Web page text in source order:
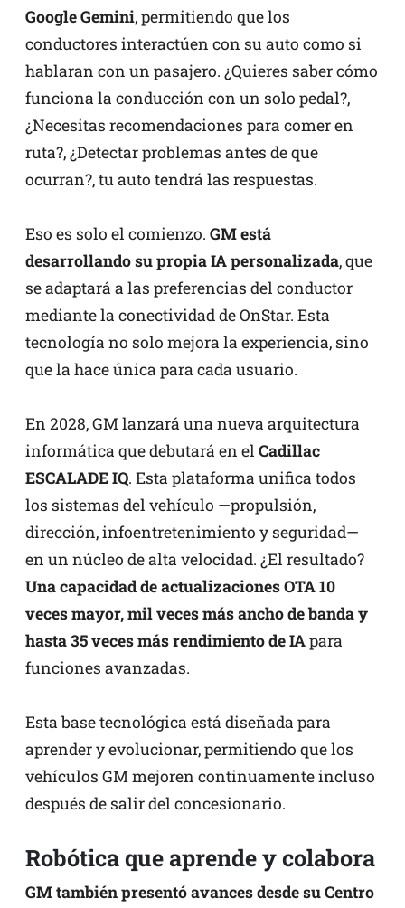
Google Gemini, permitiendo que los
conductores interactúen con su auto como si
hablaran con un pasajero. ¿Quieres saber cómo
funciona la conducción con un solo pedal?,
¿Necesitas recomendaciones para comer en
ruta?, ¿Detectar problemas antes de que
ocurran?, tu auto tendrá las respuestas.
Eso es solo el comienzo. GM está
desarrollando su propia IA personalizada, que
se adaptará a las preferencias del conductor
mediante la conectividad de OnStar. Esta
tecnología no solo mejora la experiencia, sino
que la hace única para cada usuario.
En 2028, GM lanzará una nueva arquitectura
informática que debutará en el Cadillac
ESCALADE IQ. Esta plataforma unifica todos
los sistemas del vehículo —propulsión,
dirección, infoentretenimiento y seguridad—
en un núcleo de alta velocidad. ¿El resultado?
Una capacidad de actualizaciones OTA 10
veces mayor, mil veces más ancho de banda y
hasta 35 veces más rendimiento de IApara
funciones avanzadas.
Esta base tecnológica está diseñada para
aprender y evolucionar, permitiendo que los
vehículos GM mejoren continuamente incluso
después de salir del concesionario.
Robótica que aprende y colabora
GM también presentó avances desde su Centro